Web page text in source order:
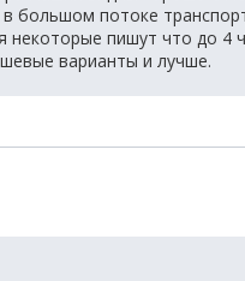
большом потоке
некоторые пишут что до 4
варианты и лучше.